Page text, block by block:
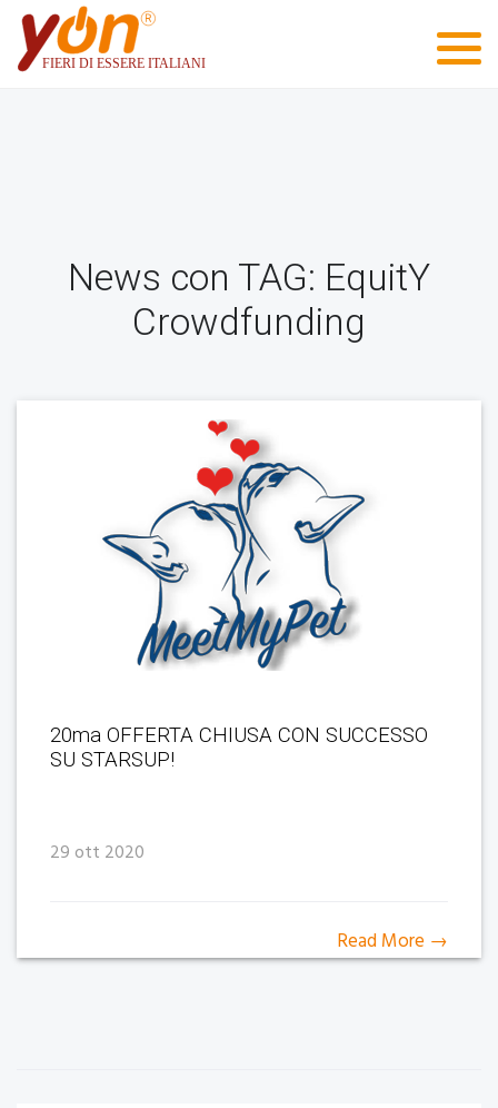
News con TAG: EquitY
Crowdfunding
20ma OFFERTA CHIUSA CON SUCCESSO
SU STARSUP!
29 ott 2020
Read More →